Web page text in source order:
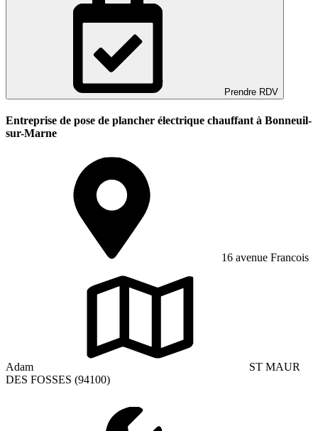
Prendre RDV
Entreprise de pose de plancher électrique chauffant à Bonneuil-
sur-Marne
16 avenue Francois
Adam
ST MAUR
DES FOSSES (94100)